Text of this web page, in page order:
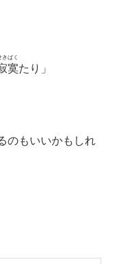
寞
きばく
たり」
のもいいかもしれ